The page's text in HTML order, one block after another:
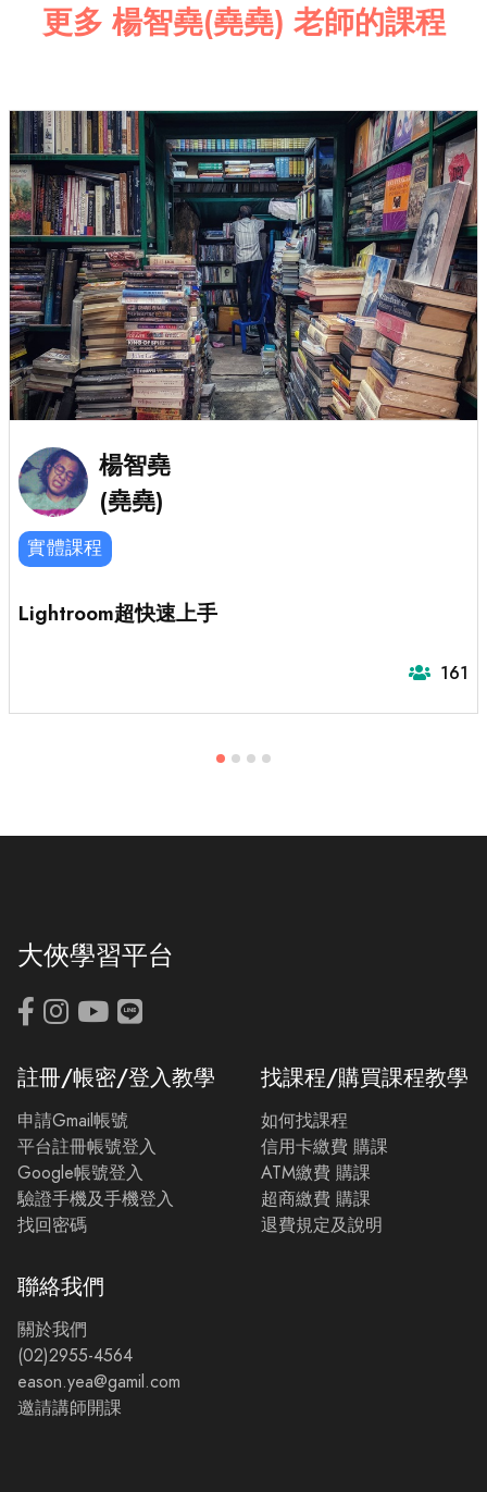
更多 楊智堯(堯堯) 老師的課程
楊智堯
(堯堯)
實體課程
Lightroom超快速上手
161
大俠學習平台
註冊/帳密/登入教學
申請Gmail帳號
平台註冊帳號登入
Google帳號登入
驗證手機及手機登入
找回密碼
找課程/購買課程教學
如何找課程
信用卡繳費 購課
ATM繳費 購課
超商繳費 購課
退費規定及說明
聯絡我們
關於我們
(02)2955-4564
eason.yea@gamil.com
邀請講師開課